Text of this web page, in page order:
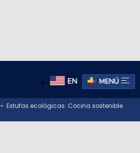
EN MENÚ
» Estufas ecológicas: Cocina sostenible